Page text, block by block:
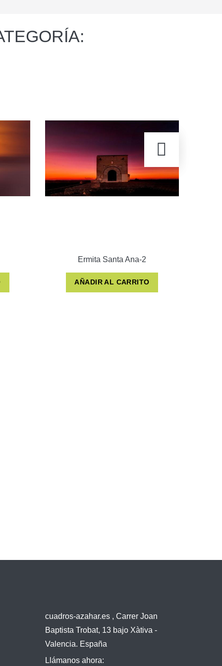
Ermita Santa Ana-2
AÑADIR AL CARRITO
cuadros-azahar.es , Carrer Joan
Baptista Trobat, 13 bajo Xàtiva -
Valencia. España
Llámanos ahora: